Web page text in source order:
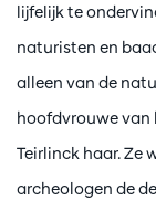
lijfelijk te
naturisten en
alleen van de
hoofdvrouwe van
Teirlinck haar. Ze
archeologen de